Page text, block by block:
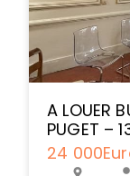
A LOUER
PUGET –
24 000